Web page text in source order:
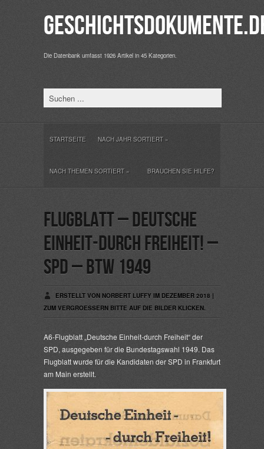
Die Datenbank umfasst 1926 Artikel in 45 Kategorien.
STARTSEITE NACH JAHR SORTIERT»
NACH THEMEN SORTIERT» BRAUCHEN SIE HILFE?
Flugblatt – Deutsche
Einheit-durch Freiheit! –
SPD – BTW 1949
ERSTELLT VON NORBERT LUFFY IM DEZEMBER 2018 |
ZUM VERGROESSERN BITTE AUF DIE BILDER KLICKEN.
A6-Flugblatt „Deutsche Einheit-durch Freiheit“ der
SPD, ausgegeben für die Bundestagswahl 1949. Das
Flugblatt wurde für die Kandidaten der SPD in Frankfurt
am Main erstellt.